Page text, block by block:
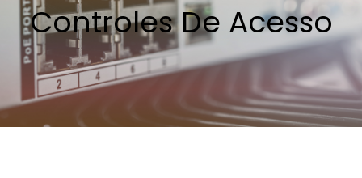
Controles De Acesso